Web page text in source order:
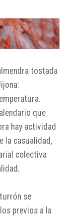
tostada
que
hay actividad
la casualidad,
colectiva
se
previos a la